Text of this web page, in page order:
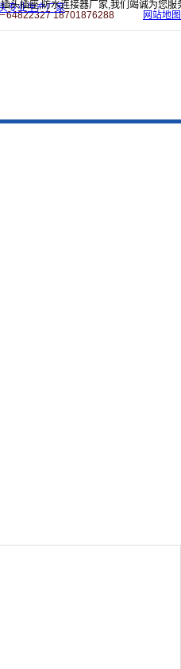
头插座,防水连接器厂家,我们竭诚为您服
64822327 18701876288
网站地图